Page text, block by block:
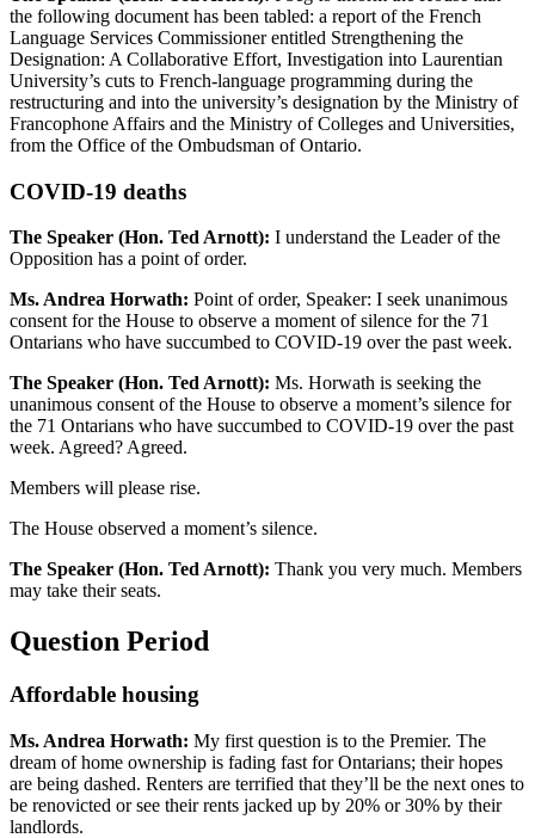
the following document has been tabled: a report of the French
Language Services Commissioner entitled Strengthening the
Designation: A Collaborative Effort, Investigation into Laurentian
University’s cuts to French-language programming during the
restructuring and into the university’s designation by the Ministry of
Francophone Affairs and the Ministry of Colleges and Universities,
from the Office of the Ombudsman of Ontario.
COVID-19 deaths
The Speaker (Hon. Ted Arnott): I understand the Leader of the
Opposition has a point of order.
Ms. Andrea Horwath: Point of order, Speaker: I seek unanimous
consent for the House to observe a moment of silence for the 71
Ontarians who have succumbed to COVID-19 over the past week.
The Speaker (Hon. Ted Arnott): Ms. Horwath is seeking the
unanimous consent of the House to observe a moment’s silence for
the 71 Ontarians who have succumbed to COVID-19 over the past
week. Agreed? Agreed.
Members will please rise.
The House observed a moment’s silence.
The Speaker (Hon. Ted Arnott): Thank you very much. Members
may take their seats.
Question Period
Affordable housing
Ms. Andrea Horwath: My first question is to the Premier. The
dream of home ownership is fading fast for Ontarians; their hopes
are being dashed. Renters are terrified that they’ll be the next ones to
be renovicted or see their rents jacked up by 20% or 30% by their
landlords.